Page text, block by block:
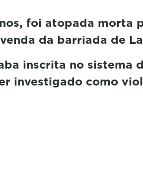
foi atopada morta
da barriada de
inscrita no sistema
investigado como